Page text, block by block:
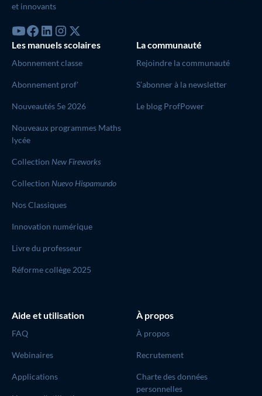
et innovants
Les manuels scolaires
Abonnement classe
Abonnement prof'
Nouveautés 5e 2026
Nouveaux programmes Maths
lycée
Collection New Fireworks
Collection Nuevo Hispamundo
Nos Classiques
Innovation numérique
Livre du professeur
Réforme collège 2025
La communauté
Rejoindre la communauté
S’abonner à la newsletter
Le blog ProfPower
Aide et utilisation
FAQ
Webinaires
Applications
À propos
À propos
Recrutement
Charte des données
personnelles